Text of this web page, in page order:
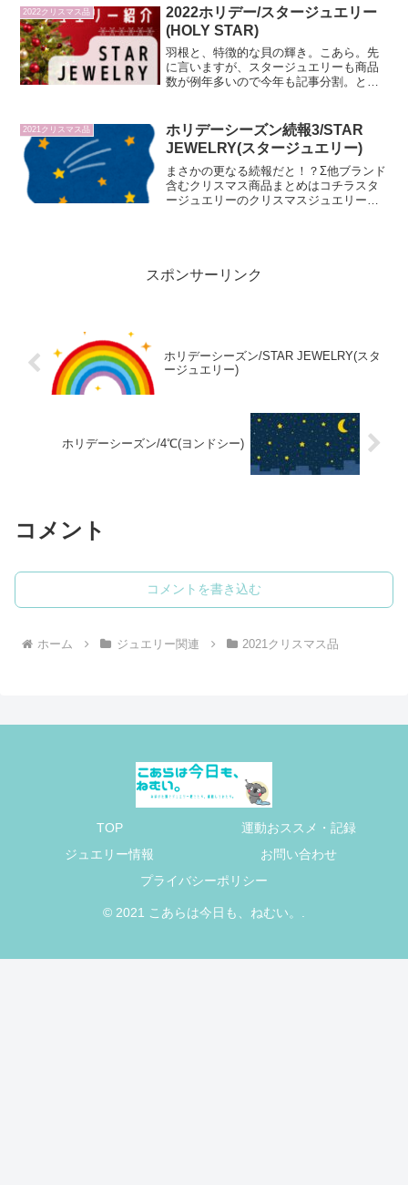
ワード…。 ・プレゼントでもらったも
のが4℃のア...
2022クリスマス品
2022ホリデー/スタージュエリー
(HOLY STAR)
羽根と、特徴的な貝の輝き。こあら。先
に言いますが、スタージュエリーも商品
数が例年多いので今年も記事分割。とり
品(BEAR FOR PEACEキャンペーン)と、
HOLYS...
2021クリスマス品
ホリデーシーズン続報3/STAR
JEWELRY(スタージュエリー)
まさかの更なる続報だと！？Σ他ブランド
含むクリスマス商品まとめはコチラスタ
ージュエリーのクリスマスジュエリーに
スポンサーリンク
ホリデーシーズン/STAR JEWELRY(スタ
ージュエリー)
ホリデーシーズン/4℃(ヨンドシー)
コメント
コメントを書き込む
ホーム ジュエリー関連 2021クリスマス品
TOP
運動おススメ・記録
ジュエリー情報
お問い合わせ
プライバシーポリシー
© 2021 こあらは今日も、ねむい。.